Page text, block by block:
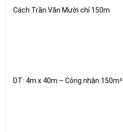
Cách Trần Văn Mười chỉ 150m
DT: 4m x 40m – Công nhận 150m²